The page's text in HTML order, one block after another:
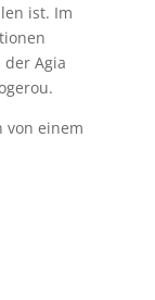
ist. Im
Agia
von einem